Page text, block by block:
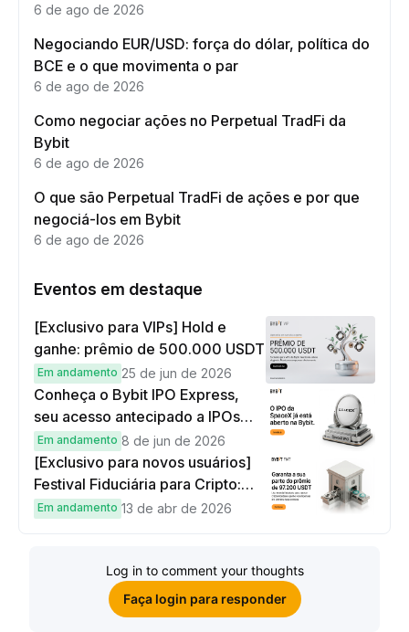
6 de ago de 2026
Negociando EUR/USD: força do dólar, política do
BCE e o que movimenta o par
6 de ago de 2026
Como negociar ações no Perpetual TradFi da
Bybit
6 de ago de 2026
O que são Perpetual TradFi de ações e por que
negociá-los em Bybit
6 de ago de 2026
Eventos em destaque
[Exclusivo para VIPs] Hold e
ganhe: prêmio de 500.000 USDT
Em andamento 25 de jun de 2026
Conheça o Bybit IPO Express,
seu acesso antecipado a IPOs
globais
Em andamento 8 de jun de 2026
[Exclusivo para novos usuários]
Festival Fiduciária para Cripto:
complete tarefas simples e
Em andamento 13 de abr de 2026
Log in to comment your thoughts
Faça login para responder